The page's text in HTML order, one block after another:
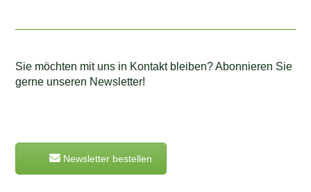
Sie möchten mit uns in Kontakt bleiben? Abonnieren Sie
gerne unseren Newsletter!
Newsletter bestellen